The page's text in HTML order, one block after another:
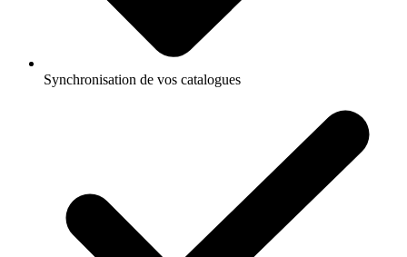
Synchronisation de vos catalogues